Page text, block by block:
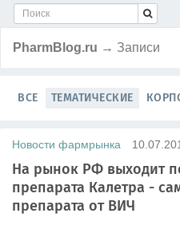
PharmBlog.ru → Записи
ВСЕ ТЕМАТИЧЕСКИЕ
Новости фармрынка
На рынок РФ выходит
препарата Калетра -
препарата от ВИЧ